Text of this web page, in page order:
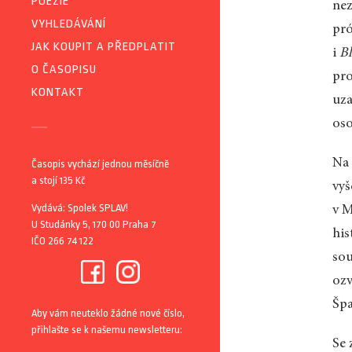
VYHLEDÁVÁNÍ
JAK KOUPIT A PŘEDPLATIT
O ČASOPISU
KONTAKT
Časopis vychází jednou měsíčně
a stojí 135 Kč
Vydává: Spolek SPLAV!
U Studánky 5, 170 00 Praha 7
IČO 266 74 122
Aby vám neuteklo žádné nové číslo,
přihlašte se k našemu newsletteru:
i
v
Se